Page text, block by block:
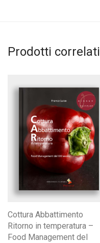
Prodotti correlati
Cottura Abbattimento
Ritorno in temperatura –
Food Management del